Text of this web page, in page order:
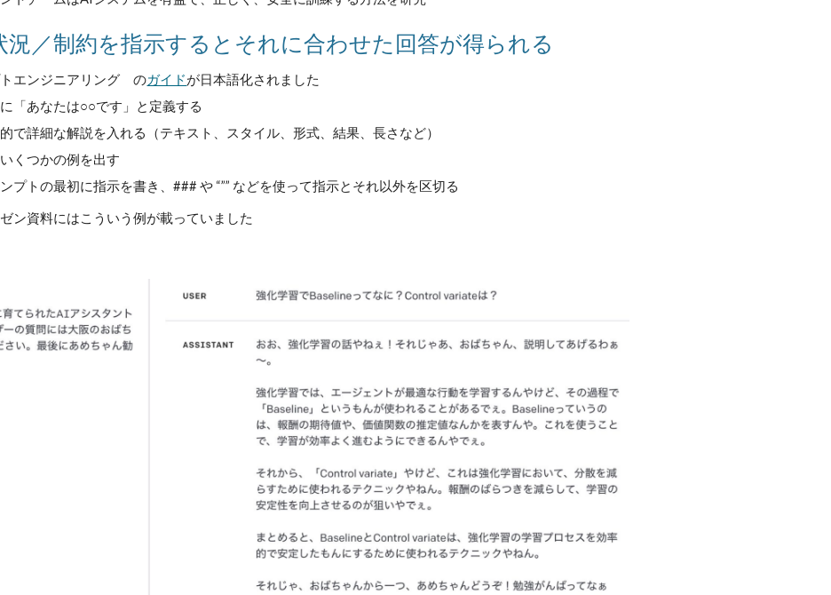
況／制約を指示するとそれに合わせた回答が得られる
エンジニアリング のガイドが日本語化されました
「あなたは○○です」と定義する
で詳細な解説を入れる（テキスト、スタイル、形式、結果、長さなど）
くつかの例を出す
プトの最初に指示を書き、### や “”” などを使って指示とそれ以外を区切る
ン資料にはこういう例が載っていました